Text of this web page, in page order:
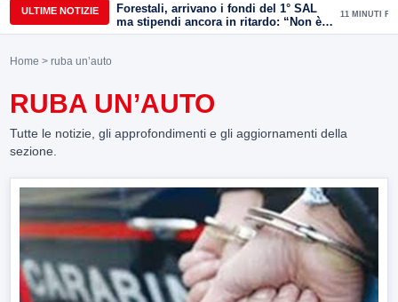
ULTIME NOTIZIE
Forestali, arrivano i fondi del 1° SAL
ma stipendi ancora in ritardo: “Non è
più sostenibile”
11 MINUTI FA
Home > ruba un’auto
RUBA UN’AUTO
Tutte le notizie, gli approfondimenti e gli aggiornamenti della
sezione.